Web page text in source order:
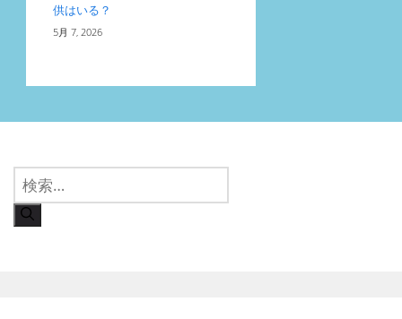
供はいる？
5月 7, 2026
検
索: